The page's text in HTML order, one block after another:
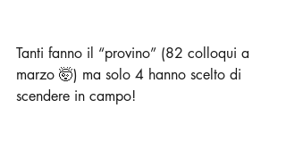
Tanti fanno il “provino” (82 colloqui a
marzo 🤯) ma solo 4 hanno scelto di
scendere in campo!